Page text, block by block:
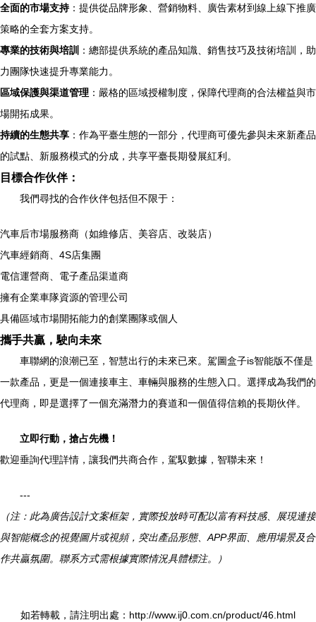
全面的市場支持：提供從品牌形象、營銷物料、廣告素材到線上線下推廣
策略的全套方案支持。
專業的技術與培訓
：總部提供系統的產品知識、銷售技巧及技術培訓，助
力團隊快速提升專業能力。
區域保護與渠道管理 ：嚴格的區域授權制度，保障代理商的合法權益與市
場開拓成果。
持續的生態共享 ：作為平臺生態的一部分，代理商可優先參與未來新產品
的試點、新服務模式的分成，共享平臺長期發展紅利。
目標合作伙伴：
我們尋找的合作伙伴包括但不限于：
汽車后市場服務商（如維修店、美容店、改裝店）
汽車經銷商、4S店集團
電信運營商、電子產品渠道商
擁有企業車隊資源的管理公司
具備區域市場開拓能力的創業團隊或個人
攜手共贏，駛向未來
車聯網的浪潮已至，智慧出行的未來已來。駕圖盒子is智能版不僅是
一款產品，更是一個連接車主、車輛與服務的生態入口。選擇成為我們的
代理商，即是選擇了一個充滿潛力的賽道和一個值得信賴的長期伙伴。
立即行動，搶占先機！
歡迎垂詢代理詳情，讓我們共商合作，駕馭數據，智聯未來！
---
（注：此為廣告設計文案框架，實際投放時可配以富有科技感、展現連接
與智能概念的視覺圖片或視頻，突出產品形態、APP界面、應用場景及合
作共贏氛圍。聯系方式需根據實際情況具體標注。）
如若轉載，請注明出處：http://www.ij0.com.cn/product/46.html